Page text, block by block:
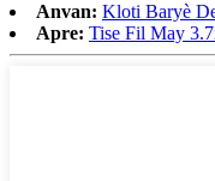
Anvan: Kloti Baryè
Apre: Tise Fil May